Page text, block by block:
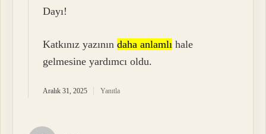
Dayı!
Katkınız yazınındaha anlamlı hale
gelmesine yardımcı oldu.
Aralık 31, 2025 Yanıtla